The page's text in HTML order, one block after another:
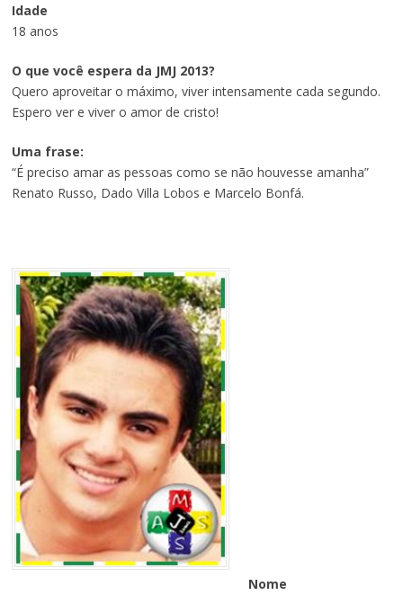
Idade
18 anos
O que você espera da JMJ 2013?
Quero aproveitar o máximo, viver intensamente cada segundo.
Espero ver e viver o amor de cristo!
Uma frase:
“É preciso amar as pessoas como se não houvesse amanha”
Renato Russo, Dado Villa Lobos e Marcelo Bonfá.
Nome